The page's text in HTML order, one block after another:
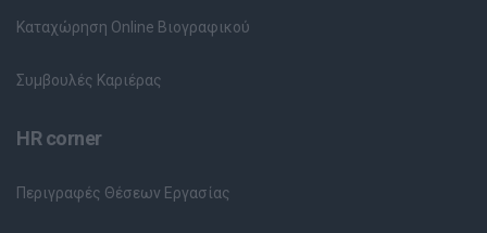
Καταχώρηση Online Βιογραφικού
Συμβουλές Καριέρας
HR corner
Περιγραφές Θέσεων Εργασίας